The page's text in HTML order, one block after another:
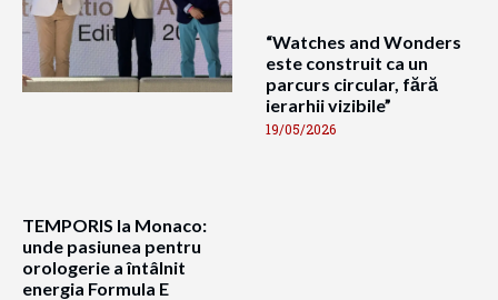
TEMPORIS la Monaco:
unde pasiunea pentru
orologerie a întâlnit
energia Formula E
“Watches and Wonders
este construit ca un
parcurs circular, fără
ierarhii vizibile”
19/05/2026